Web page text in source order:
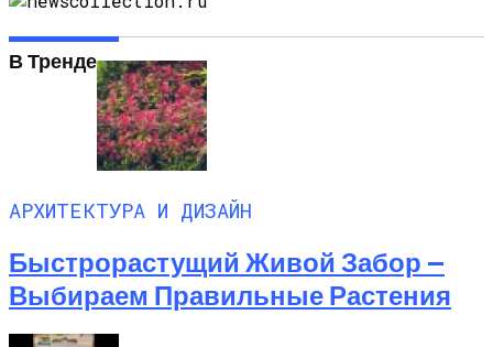
В Тренде
АРХИТЕКТУРА И ДИЗАЙН
Быстрорастущий Живой Забор —
Выбираем Правильные Растения